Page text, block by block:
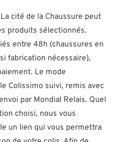
cité de la Chaussure peut
produits sélectionnés.
entre 48h (chaussures en
fabrication nécessaire),
Le mode
Colissimo suivi, remis avec
par Mondial Relais. Quel
choisi, nous vous
un lien qui vous permettra